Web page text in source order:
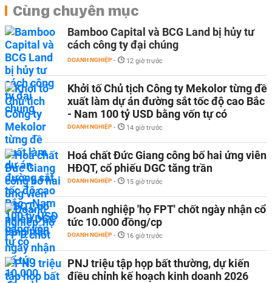
Cùng chuyên mục
Bamboo Capital và BCG Land bị hủy tư
cách công ty đại chúng
DOANH NGHIỆP - 12 giờ trước
Khởi tố Chủ tịch Công ty Mekolor từng đề
xuất làm dự án đường sắt tốc độ cao Bắc
- Nam 100 tỷ USD bằng vốn tự có
DOANH NGHIỆP - 14 giờ trước
Hoá chất Đức Giang công bố hai ứng viên
HĐQT, cổ phiếu DGC tăng trần
DOANH NGHIỆP - 15 giờ trước
Doanh nghiệp 'họ FPT' chốt ngày nhận cổ
tức 10.000 đồng/cp
DOANH NGHIỆP - 16 giờ trước
PNJ triệu tập họp bất thường, dự kiến
điều chỉnh kế hoạch kinh doanh 2026